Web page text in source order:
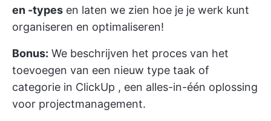
en -types en laten we zien hoe je je werk kunt
organiseren en optimaliseren!
Bonus: We beschrijven het proces van het
toevoegen van een nieuw type taak of
categorie in ClickUp , een alles-in-één oplossing
voor projectmanagement.